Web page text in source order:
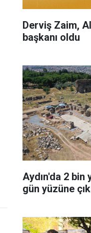
Derviş Zaim,
başkanı oldu
Aydın'da 2 bin
gün yüzüne